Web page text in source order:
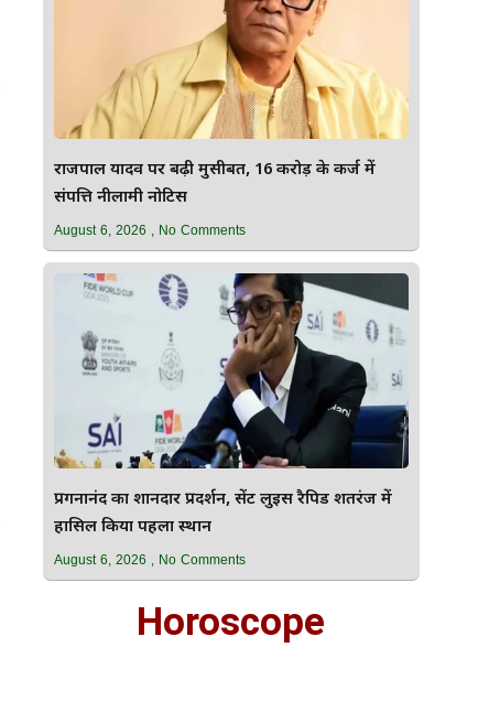
राजपाल यादव पर बढ़ी मुसीबत, 16 करोड़ के कर्ज में
संपत्ति नीलामी नोटिस
August 6, 2026 No Comments
प्रगनानंद का शानदार प्रदर्शन, सेंट लुइस रैपिड शतरंज में
हासिल किया पहला स्थान
August 6, 2026 No Comments
Horoscope